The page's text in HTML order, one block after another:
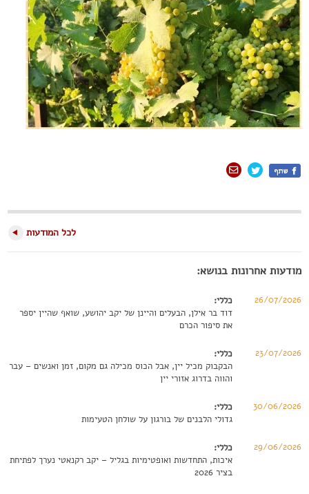
לכל המודעות
מודעות אחרונות בנושא:
26/07/2026
כללי:
דוד בר אילן, הבעלים והיינן של יקב יהושע, שואף שהיין יספר
את סיפור הכרם
23/07/2026
כללי:
הבקבוק מכיל יין, אבל הכוס מכילה גם מקום, זמן ואנשים – עבר
והווה בדרוג אזורי יין
30/06/2026
כללי:
גדולי הלבנים של בורגון על שולחן הטעימות
29/06/2026
כללי:
איכות, התחדשות ואופטימיות בגליל – יקב רקנאטי נערך לפתיחת
בציר 2026